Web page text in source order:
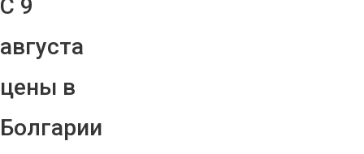
С 9
августа
цены в
Болгарии